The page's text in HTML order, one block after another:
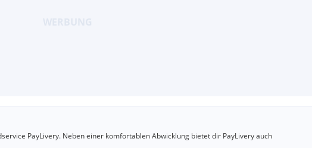
PayLivery. Neben einer komfortablen Abwicklung bietet dir PayLivery auch